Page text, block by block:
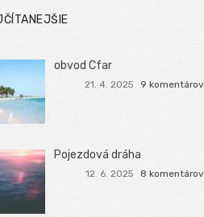
obvod Cfar
21. 4. 2025 9 komentárov
Pojezdová dráha
12. 6. 2025 8 komentárov